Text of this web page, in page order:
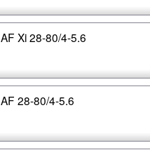
AF Xi 28-80/4-5.6
AF 28-80/4-5.6